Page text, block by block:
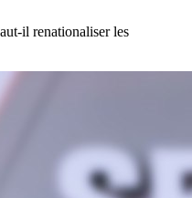
il renationaliser les